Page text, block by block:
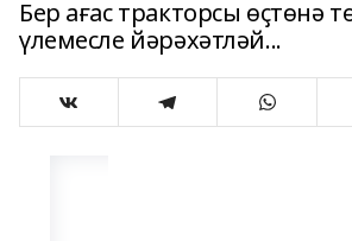
Бер ағас тракторсы өҫтөнә
үлемесле йәрәхәтләй...